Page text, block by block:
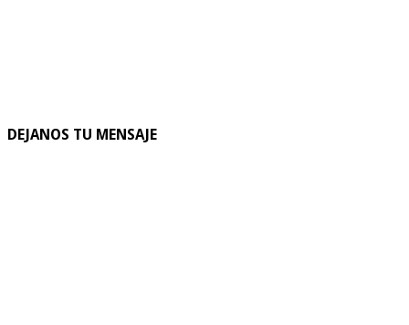
DEJANOS TU MENSAJE